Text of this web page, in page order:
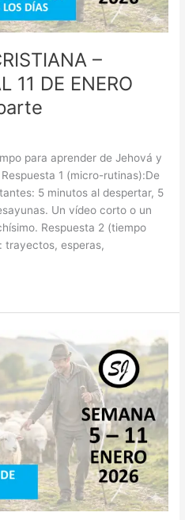
–
11 DE ENERO
para aprender de Jehová y
1 (micro-rutinas):De
5 minutos al despertar, 5
Un vídeo corto o un
Respuesta 2 (tiempo
trayectos, esperas,